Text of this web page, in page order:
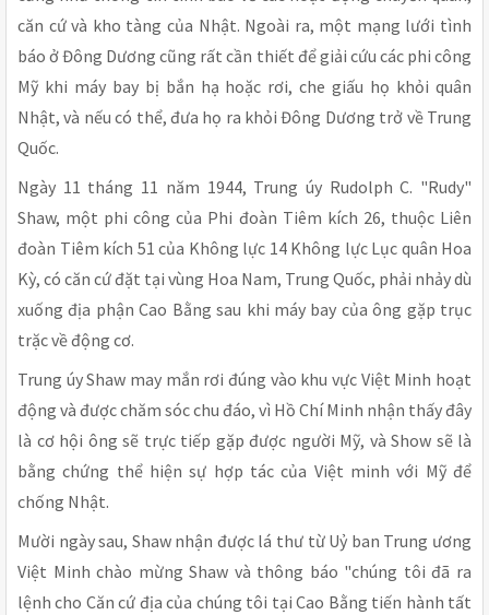
căn cứ và kho tàng của Nhật. Ngoài ra, một mạng lưới tình
báo ở Đông Dương cũng rất cần thiết để giải cứu các phi công
Mỹ khi máy bay bị bắn hạ hoặc rơi, che giấu họ khỏi quân
Nhật, và nếu có thể, đưa họ ra khỏi Đông Dương trở về Trung
Quốc.
Ngày 11 tháng 11 năm 1944, Trung úy Rudolph C. "Rudy"
Shaw, một phi công của Phi đoàn Tiêm kích 26, thuộc Liên
đoàn Tiêm kích 51 của Không lực 14 Không lực Lục quân Hoa
Kỳ, có căn cứ đặt tại vùng Hoa Nam, Trung Quốc, phải nhảy dù
xuống địa phận Cao Bằng sau khi máy bay của ông gặp trục
trặc về động cơ.
Trung úy Shaw may mắn rơi đúng vào khu vực Việt Minh hoạt
động và được chăm sóc chu đáo, vì Hồ Chí Minh nhận thấy đây
là cơ hội ông sẽ trực tiếp gặp được người Mỹ, và Show sẽ là
bằng chứng thể hiện sự hợp tác của Việt minh với Mỹ để
chống Nhật.
Mười ngày sau, Shaw nhận được lá thư từ Uỷ ban Trung ương
Việt Minh chào mừng Shaw và thông báo "chúng tôi đã ra
lệnh cho Căn cứ địa của chúng tôi tại Cao Bằng tiến hành tất